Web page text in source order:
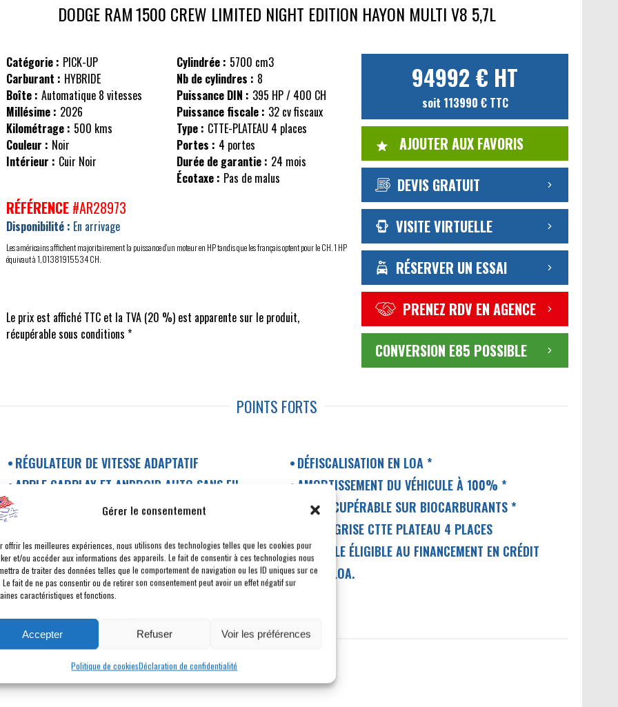
Gérer le consentement
offrir les meilleures expériences, nous utilisons des technologies telles que les cookies pour
et/ou accéder aux informations des appareils. Le fait de consentir à ces technologies nous
de traiter des données telles que le comportement de navigation ou les ID uniques sur ce
Le fait de ne pas consentir ou de retirer son consentement peut avoir un effet négatif sur
caractéristiques et fonctions.
Accepter Refuser Voir les préférences
Politique de cookiesDéclaration de confidentialité
DODGE RAM1500 CREW LIMITED NIGHT EDITION HAYON MULTI V8 5,7L
Catégorie : PICK-UP
Carburant : HYBRIDE
Boîte : Automatique 8 vitesses
Millésime : 2026
Kilométrage : 500 kms
Couleur : Noir
Intérieur : Cuir Noir
Cylindrée : 5700 cm3
Nb de cylindres : 8
Puissance DIN : 395 HP / 400 CH
Puissance fiscale : 32 cv fiscaux
Type : CTTE-PLATEAU 4 places
Portes : 4 portes
Durée de garantie : 24 mois
Écotaxe : Pas de malus
RÉFÉRENCE#AR28973
Disponibilité : En arrivage
Les américains affichent majoritairement la puissance d'un moteur en HP tandis que les français optent pour le CH. 1 HP
équivaut à 1,01381915534 CH.
Le prix est affiché TTC et la TVA (20 %) est apparente sur le produit,
récupérable sous conditions *
94992 € HT
soit 113990 € TTC
AJOUTER AUX FAVORIS
DEVIS GRATUIT
VISITE VIRTUELLE
RÉSERVER UN ESSAI
PRENEZ RDV EN AGENCE
CONVERSION E85 POSSIBLE
POINTS FORTS
RÉGULATEUR DE VITESSE ADAPTATIF
APPLE CARPLAY ET ANDROID AUTO SANS FIL
HAYON MULTIFONCTION
DOUBLE TOIT OUVRANT PANORAMIQUE
PAS DE TVS *
DÉFISCALISATION EN LOA *
AMORTISSEMENT DU VÉHICULE À 100% *
TVA RÉCUPÉRABLE SUR BIOCARBURANTS *
CARTE GRISE CTTE PLATEAU 4 PLACES
VÉHICULE ÉLIGIBLE AU FINANCEMENT EN CRÉDIT
BAIL / LOA.
Description